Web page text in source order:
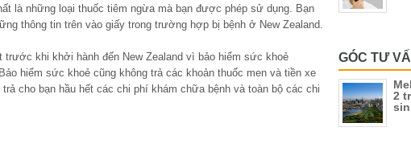
là những loại thuốc tiêm ngừa mà bạn được phép sử dụng. Bạn
thông tin trên vào giấy trong trường hợp bị bệnh ở New Zealand.
trước khi khởi hành đến New Zealand vì bảo hiểm sức khoẻ
hiểm sức khoẻ cũng không trả các khoản thuốc men và tiền xe
cho bạn hầu hết các chi phí khám chữa bệnh và toàn bộ các chi
GÓC TƯ
2